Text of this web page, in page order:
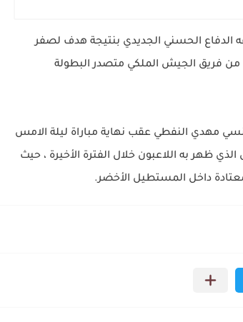
الدفاع الحسني الجديدي بنتيجة هدف لصفر
بعد نقطتين فقط من فريق الجيش الملكي متصدر البطولة
مهدي النفطي عقب نهاية مباراة ليلة الامس
الذي ظهر به اللاعبون خلال الفترة الأخيرة ، حيث
داخل المستطيل الأخضر.